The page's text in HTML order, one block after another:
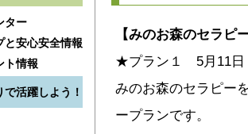
ター
と安心安全情報
ト情報
活躍しよう！
【みのお森のセラ
★プラン１ 5月11日
みのお森のセラピー
ープランです。